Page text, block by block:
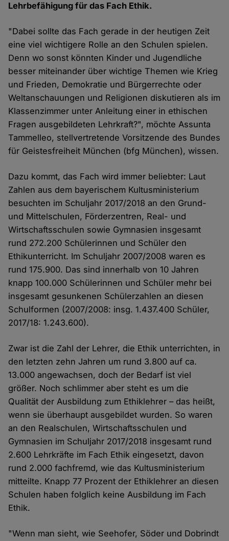
Lehrbefähigung für das Fach Ethik.
"Dabei sollte das Fach gerade in der heutigen Zeit
eine viel wichtigere Rolle an den Schulen spielen.
Denn wo sonst könnten Kinder und Jugendliche
besser miteinander über wichtige Themen wie Krieg
und Frieden, Demokratie und Bürgerrechte oder
Weltanschauungen und Religionen diskutieren als im
Klassenzimmer unter Anleitung einer in ethischen
Fragen ausgebildeten Lehrkraft?", möchte Assunta
Tammelleo, stellvertretende Vorsitzende des Bundes
für Geistesfreiheit München (bfg München), wissen.
Dazu kommt, das Fach wird immer beliebter: Laut
Zahlen aus dem bayerischem Kultusministerium
besuchten im Schuljahr 2017/2018 an den Grund-
und Mittelschulen, Förderzentren, Real- und
Wirtschaftsschulen sowie Gymnasien insgesamt
rund 272.200 Schülerinnen und Schüler den
Ethikunterricht. Im Schuljahr 2007/2008 waren es
rund 175.900. Das sind innerhalb von 10 Jahren
knapp 100.000 Schülerinnen und Schüler mehr bei
insgesamt gesunkenen Schülerzahlen an diesen
Schulformen (2007/2008: insg. 1.437.400 Schüler,
2017/18: 1.243.600).
Zwar ist die Zahl der Lehrer, die Ethik unterrichten, in
den letzten zehn Jahren um rund 3.800 auf ca.
13.000 angewachsen, doch der Bedarf ist viel
größer. Noch schlimmer aber steht es um die
Qualität der Ausbildung zum Ethiklehrer – das heißt,
wenn sie überhaupt ausgebildet wurden. So waren
an den Realschulen, Wirtschaftsschulen und
Gymnasien im Schuljahr 2017/2018 insgesamt rund
2.600 Lehrkräfte im Fach Ethik eingesetzt, davon
rund 2.000 fachfremd, wie das Kultusministerium
mitteilte. Knapp 77 Prozent der Ethiklehrer an diesen
Schulen haben folglich keine Ausbildung im Fach
Ethik.
"Wenn man sieht, wie Seehofer, Söder und Dobrindt